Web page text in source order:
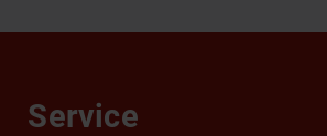
Service